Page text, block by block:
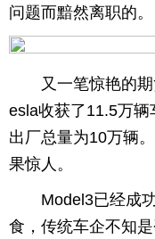
儿
游
游
讯
财
问题而黯然离职的。
又一笔惊艳的
esla收获了11.5万
出厂总量为10万辆
果惊人。
Model3已经成
食，传统车企不知